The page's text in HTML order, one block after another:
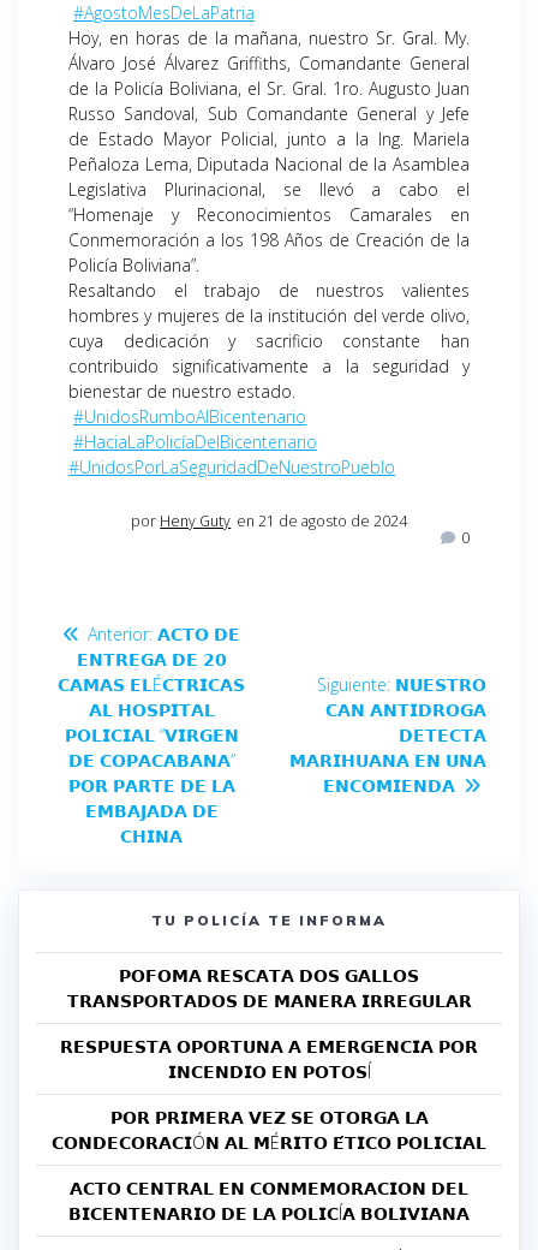
#AgostoMesDeLaPatria
Hoy, en horas de la mañana, nuestro Sr. Gral. My.
Álvaro José Álvarez Griffiths, Comandante General
de la Policía Boliviana, el Sr. Gral. 1ro. Augusto Juan
Russo Sandoval, Sub Comandante General y Jefe
de Estado Mayor Policial, junto a la Ing. Mariela
Peñaloza Lema, Diputada Nacional de la Asamblea
Legislativa Plurinacional, se llevó a cabo el
“Homenaje y Reconocimientos Camarales en
Conmemoración a los 198 Años de Creación de la
Policía Boliviana”.
Resaltando el trabajo de nuestros valientes
hombres y mujeres de la institución del verde olivo,
cuya dedicación y sacrificio constante han
contribuido significativamente a la seguridad y
bienestar de nuestro estado.
#UnidosRumboAlBicentenario
#HaciaLaPolicíaDelBicentenario
#UnidosPorLaSeguridadDeNuestroPueblo
por Heny Guty en 21 de agosto de 2024
0
Anterior: 𝗔𝗖𝗧𝗢 𝗗𝗘
𝗘𝗡𝗧𝗥𝗘𝗚𝗔 𝗗𝗘 𝟮𝟬
𝗖𝗔𝗠𝗔𝗦 𝗘𝗟É𝗖𝗧𝗥𝗜𝗖𝗔𝗦
𝗔𝗟 𝗛𝗢𝗦𝗣𝗜𝗧𝗔𝗟
𝗣𝗢𝗟𝗜𝗖𝗜𝗔𝗟 “𝗩𝗜𝗥𝗚𝗘𝗡
𝗗𝗘 𝗖𝗢𝗣𝗔𝗖𝗔𝗕𝗔𝗡𝗔”
𝗣𝗢𝗥 𝗣𝗔𝗥𝗧𝗘 𝗗𝗘 𝗟𝗔
𝗘𝗠𝗕𝗔𝗝𝗔𝗗𝗔 𝗗𝗘
𝗖𝗛𝗜𝗡𝗔
Siguiente: 𝗡𝗨𝗘𝗦𝗧𝗥𝗢
𝗖𝗔𝗡 𝗔𝗡𝗧𝗜𝗗𝗥𝗢𝗚𝗔
𝗗𝗘𝗧𝗘𝗖𝗧𝗔
𝗠𝗔𝗥𝗜𝗛𝗨𝗔𝗡𝗔 𝗘𝗡 𝗨𝗡𝗔
𝗘𝗡𝗖𝗢𝗠𝗜𝗘𝗡𝗗𝗔
TU POLICÍA TE INFORMA
𝗣𝗢𝗙𝗢𝗠𝗔 𝗥𝗘𝗦𝗖𝗔𝗧𝗔 𝗗𝗢𝗦 𝗚𝗔𝗟𝗟𝗢𝗦
𝗧𝗥𝗔𝗡𝗦𝗣𝗢𝗥𝗧𝗔𝗗𝗢𝗦 𝗗𝗘 𝗠𝗔𝗡𝗘𝗥𝗔 𝗜𝗥𝗥𝗘𝗚𝗨𝗟𝗔𝗥
𝗥𝗘𝗦𝗣𝗨𝗘𝗦𝗧𝗔 𝗢𝗣𝗢𝗥𝗧𝗨𝗡𝗔 𝗔 𝗘𝗠𝗘𝗥𝗚𝗘𝗡𝗖𝗜𝗔 𝗣𝗢𝗥
𝗜𝗡𝗖𝗘𝗡𝗗𝗜𝗢 𝗘𝗡 𝗣𝗢𝗧𝗢𝗦Í
𝗣𝗢𝗥 𝗣𝗥𝗜𝗠𝗘𝗥𝗔 𝗩𝗘𝗭 𝗦𝗘 𝗢𝗧𝗢𝗥𝗚𝗔 𝗟𝗔
𝗖𝗢𝗡𝗗𝗘𝗖𝗢𝗥𝗔𝗖𝗜Ó𝗡 𝗔𝗟 𝗠É𝗥𝗜𝗧𝗢 𝗘́𝗧𝗜𝗖𝗢 𝗣𝗢𝗟𝗜𝗖𝗜𝗔𝗟
𝗔𝗖𝗧𝗢 𝗖𝗘𝗡𝗧𝗥𝗔𝗟 𝗘𝗡 𝗖𝗢𝗡𝗠𝗘𝗠𝗢𝗥𝗔𝗖𝗜𝗢𝗡 𝗗𝗘𝗟
𝗕𝗜𝗖𝗘𝗡𝗧𝗘𝗡𝗔𝗥𝗜𝗢 𝗗𝗘 𝗟𝗔 𝗣𝗢𝗟𝗜𝗖Í𝗔 𝗕𝗢𝗟𝗜𝗩𝗜𝗔𝗡𝗔